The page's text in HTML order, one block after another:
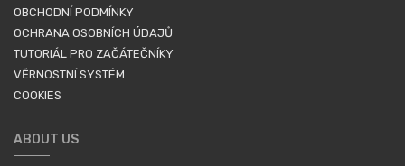
OBCHODNÍ PODMÍNKY
OCHRANA OSOBNÍCH ÚDAJŮ
TUTORIÁL PRO ZAČÁTEČNÍKY
VĚRNOSTNÍ SYSTÉM
COOKIES
ABOUT US